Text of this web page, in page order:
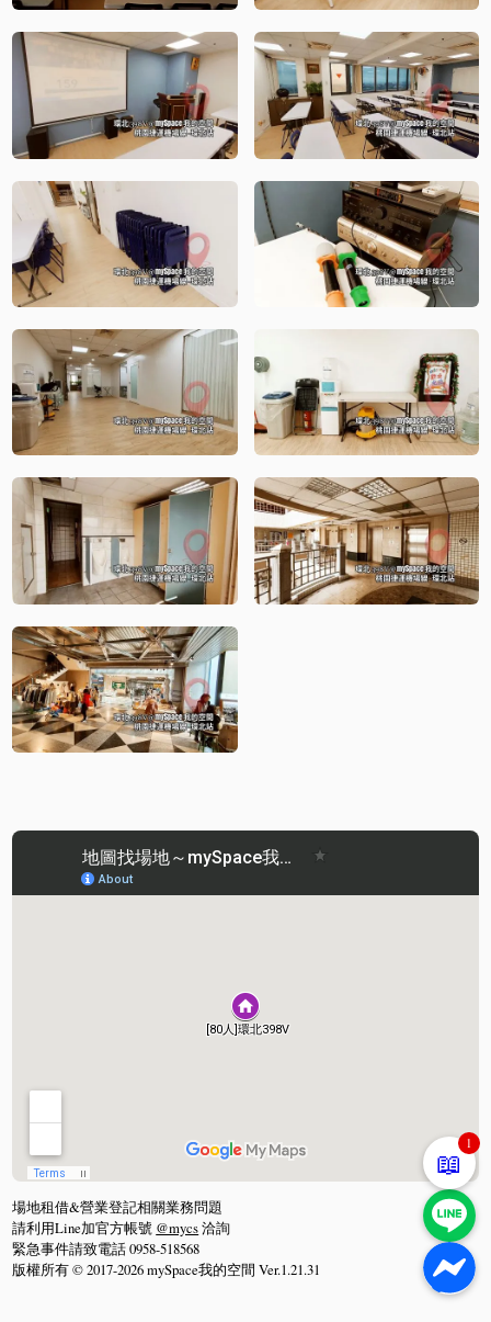
場地租借&營業登記相關業務問題
請利用Line加官方帳號 @mycs洽詢
緊急事件請致電話 0958-518568
版權所有 © 2017-2026 mySpace我的空間 Ver.1.21.31
📖
1